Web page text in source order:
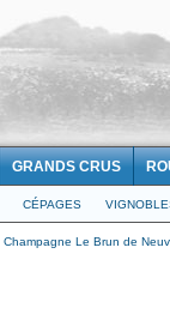
GRANDS CRUS
CÉPAGES
Champagne Le Brun de